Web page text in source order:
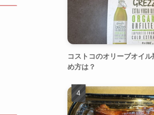
コストコのオリーブオイ
め方は？